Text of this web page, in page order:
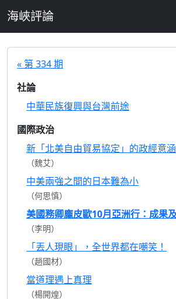
海峽評論
« 第 334 期
社論
中華民族復興與台灣前途
國際政治
新「北美自由貿易協定」的政經意
（魏艾）
中美兩強之間的日本難為小
（何思慎）
美國務卿龐皮歐10月亞洲行：成果
（李明）
「丟人現眼」，全世界都在嘲笑！
（趙國材）
當道理遇上真理
（楊開煌）